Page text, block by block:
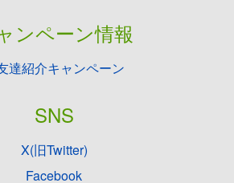
ンペーン情報
達紹介キャンペーン
SNS
X(旧Twitter)
Facebook